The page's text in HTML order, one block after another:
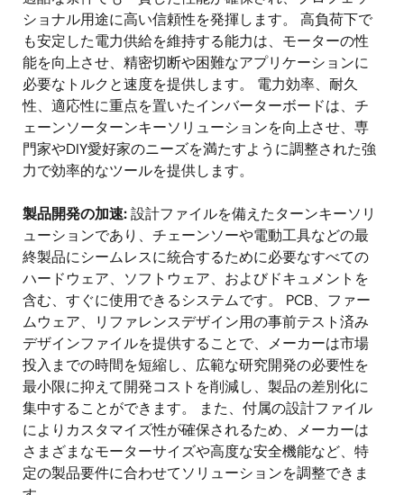
ショナル用途に高い信頼性を発揮します。 高負荷下で
も安定した電力供給を維持する能力は、モーターの性
能を向上させ、精密切断や困難なアプリケーションに
必要なトルクと速度を提供します。 電力効率、耐久
性、適応性に重点を置いたインバーターボードは、チ
ェーンソーターンキーソリューションを向上させ、専
門家やDIY愛好家のニーズを満たすように調整された強
力で効率的なツールを提供します。
製品開発の加速:設計ファイルを備えたターンキーソリ
ューションであり、チェーンソーや電動工具などの最
終製品にシームレスに統合するために必要なすべての
ハードウェア、ソフトウェア、およびドキュメントを
含む、すぐに使用できるシステムです。 PCB、ファー
ムウェア、リファレンスデザイン用の事前テスト済み
デザインファイルを提供することで、メーカーは市場
投入までの時間を短縮し、広範な研究開発の必要性を
最小限に抑えて開発コストを削減し、製品の差別化に
集中することができます。 また、付属の設計ファイル
によりカスタマイズ性が確保されるため、メーカーは
さまざまなモーターサイズや高度な安全機能など、特
定の製品要件に合わせてソリューションを調整できま